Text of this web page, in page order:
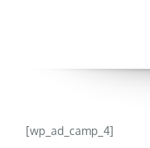
[wp_ad_camp_4]